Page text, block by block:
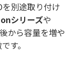
別途取り付け
シリーズや
から容量を増や
す。